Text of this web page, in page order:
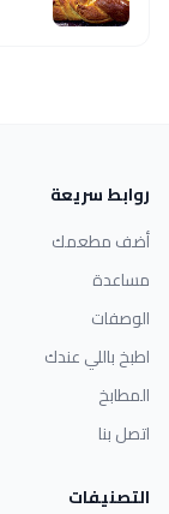
روابط سريعة
أضف مطعمك
مساعدة
الوصفات
اطبخ باللي عندك
المطابخ
اتصل بنا
التصنيفات